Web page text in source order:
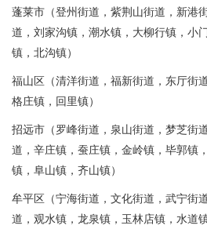
蓬莱市（登州街道，紫荆山街道，新港
道，刘家沟镇，潮水镇，大柳行镇，小
镇，北沟镇）
福山区（清洋街道，福新街道，东厅街
格庄镇，回里镇）
招远市（罗峰街道，泉山街道，梦芝街
道，辛庄镇，蚕庄镇，金岭镇，毕郭镇
镇，阜山镇，齐山镇）
牟平区（宁海街道，文化街道，武宁街
道，观水镇，龙泉镇，玉林店镇，水道